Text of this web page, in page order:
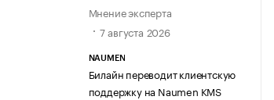
Мнение эксперта
7 августа 2026
NAUMEN
Билайн переводит клиентскую
поддержку на Naumen KMS